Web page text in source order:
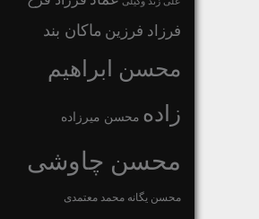
فرزاد فرزین ماکان بند
محسن ابراهیم
زاده محسن میرزاده
محسن چاوشی
محسن یگانه محمد معتمدی